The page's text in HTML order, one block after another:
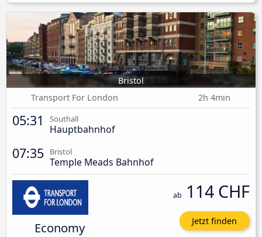
Bristol
Transport For London
2h 4min
05:31 Southall
Hauptbahnhof
07:35 Bristol
Temple Meads Bahnhof
Economy
ab 114 CHF
Jetzt finden